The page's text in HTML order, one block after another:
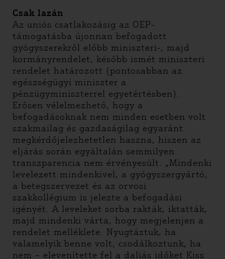
Csak lazán
Az uniós csatlakozásig az OEP-
támogatásba újonnan befogadott
gyógyszerekről előbb miniszteri-, majd
kormányrendelet, később ismét miniszteri
rendelet határozott (pontosabban az
egészségügyi miniszter a
pénzügyminiszterrel egyetértésben).
Erősen vélelmezhető, hogy a
befogadásoknak nem minden esetben volt
szakmailag és gazdaságilag egyaránt
megkérdőjelezhetetlen haszna, hiszen az
eljárás során egyáltalán semmilyen
transzparencia nem érvényesült. „Mindenki
levelezett mindenkivel, a gyógyszergyártó,
a betegszervezet és az orvosi
szakkollégium is jelezte a befogadási
igényét. A leveleket sorba rakták, iktatták,
majd mindenki várta, hogy megjelenjen a
rendelet melléklete. Nyugtáztuk, ha
valamelyik benne volt, csodálkoztunk, ha
nem – elevenítette fel a daliás időket Kiss